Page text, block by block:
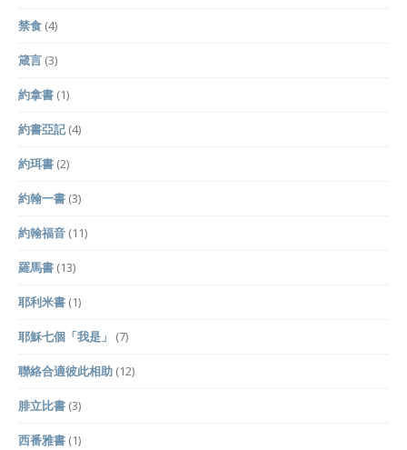
禁食 (4)
箴言 (3)
約拿書 (1)
約書亞記(4)
約珥書 (2)
約翰一書 (3)
約翰福音 (11)
羅馬書 (13)
耶利米書 (1)
耶穌七個「我是」 (7)
聯絡合適彼此相助 (12)
腓立比書 (3)
西番雅書 (1)